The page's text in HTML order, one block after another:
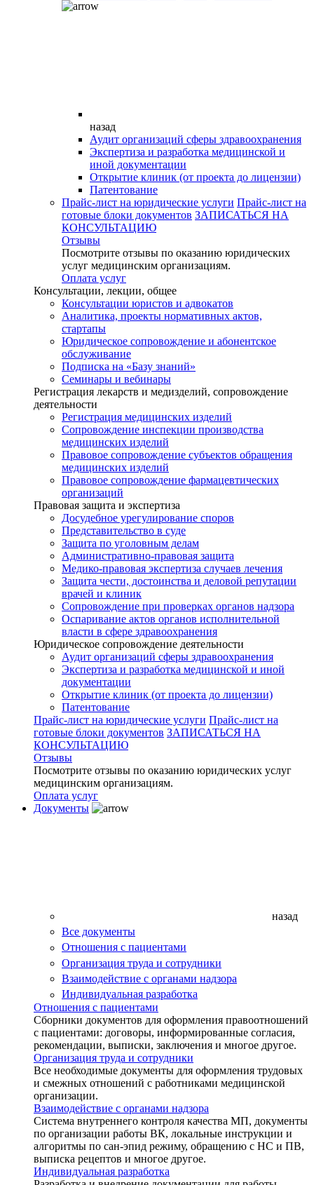
назад
Аудит организаций сферы здравоохранения
Экспертиза и разработка медицинской и
иной документации
Открытие клиник (от проекта до лицензии)
Патентование
Прайс-лист на юридические услуги Прайс-лист на
готовые блоки документов ЗАПИСАТЬСЯ НА
КОНСУЛЬТАЦИЮ
Отзывы
Посмотрите отзывы по оказанию юридических
услуг медицинским организациям.
Оплата услуг
Консультации, лекции, общее
Консультации юристов и адвокатов
Аналитика, проекты нормативных актов,
стартапы
Юридическое сопровождение и абонентское
обслуживание
Подписка на «Базу знаний»
Семинары и вебинары
Регистрация лекарств и медизделий, сопровождение
деятельности
Регистрация медицинских изделий
Сопровождение инспекции производства
медицинских изделий
Правовое сопровождение субъектов обращения
медицинских изделий
Правовое сопровождение фармацевтических
организаций
Правовая защита и экспертиза
Досудебное урегулирование споров
Представительство в суде
Защита по уголовным делам
Административно-правовая защита
Медико-правовая экспертиза случаев лечения
Защита чести, достоинства и деловой репутации
врачей и клиник
Сопровождение при проверках органов надзора
Оспаривание актов органов исполнительной
власти в сфере здравоохранения
Юридическое сопровождение деятельности
Аудит организаций сферы здравоохранения
Экспертиза и разработка медицинской и иной
документации
Открытие клиник (от проекта до лицензии)
Патентование
Прайс-лист на юридические услуги Прайс-лист на
готовые блоки документов ЗАПИСАТЬСЯ НА
КОНСУЛЬТАЦИЮ
Отзывы
Посмотрите отзывы по оказанию юридических услуг
медицинским организациям.
Оплата услуг
Документы
назад
Все документы
Отношения с пациентами
Организация труда и сотрудники
Взаимодействие с органами надзора
Индивидуальная разработка
Отношения с пациентами
Сборники документов для оформления правоотношений
с пациентами: договоры, информированные согласия,
рекомендации, выписки, заключения и многое другое.
Организация труда и сотрудники
Все необходимые документы для оформления трудовых
и смежных отношений с работниками медицинской
организации.
Взаимодействие с органами надзора
Система внутреннего контроля качества МП, документы
по организации работы ВК, локальные инструкции и
алгоритмы по сан-эпид режиму, обращению с НС и ПВ,
выписка рецептов и многое другое.
Индивидуальная разработка